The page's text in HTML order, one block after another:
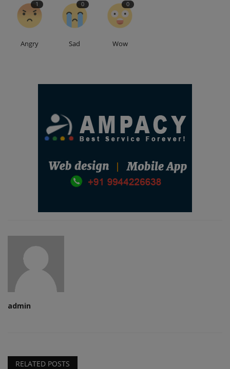
1
Angry
0
Sad
0
Wow
admin
RELATED POSTS